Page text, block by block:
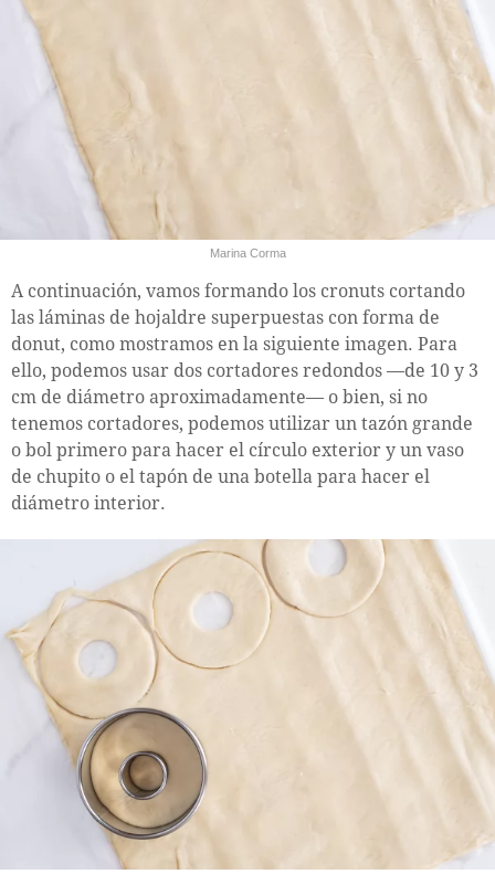
Marina Corma
A continuación, vamos formando los cronuts cortando
las láminas de hojaldre superpuestas con forma de
donut, como mostramos en la siguiente imagen. Para
ello, podemos usar dos cortadores redondos —de 10 y 3
cm de diámetro aproximadamente— o bien, si no
tenemos cortadores, podemos utilizar un tazón grande
o bol primero para hacer el círculo exterior y un vaso
de chupito o el tapón de una botella para hacer el
diámetro interior.